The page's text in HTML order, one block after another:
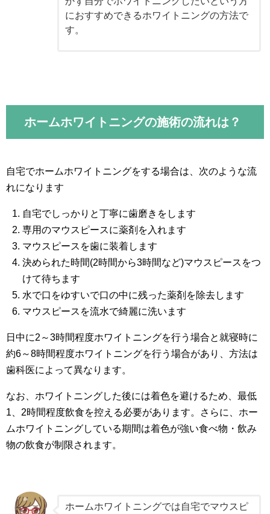
におすすめできるホワイトニングの方法で
す。
ホームホワイトニングの施術の流れは？
自宅でホームホワイトニングをする場合は、次のような流
れになります
自宅でしっかりと丁寧に歯磨きをします
専用のマウスピースに薬剤を入れます
マウスピースを歯に装着します
決められた時間(2時間から3時間など)マウスピースをつ
けて待ちます
水で口をゆすいで口の中に残った薬剤を除去します
マウスピースを流水で綺麗に洗います
日中に2～3時間程度ホワイトニングを行う場合と就寝時に
約6～8時間程度ホワイトニングを行う場合があり、方法は
歯科医によって異なります。
なお、ホワイトニングした後には着色を避けるため、最低
1、2時間程度飲食を控える必要があります。さらに、ホー
ムホワイトニングしている期間は着色が強い食べ物・飲み
物の飲食が制限されます。
ホームホワイトニングでは自宅でマウスピ